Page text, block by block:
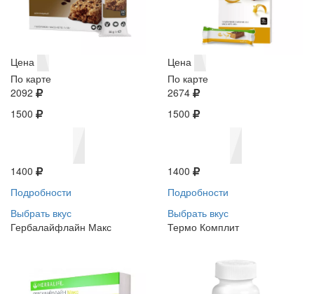
Цена
По карте
2092
1500
1400
Подробности
Выбрать вкус
Цена
По карте
2674
1500
1400
Подробности
Выбрать вкус
Гербалайфлайн Макс
Термо Комплит